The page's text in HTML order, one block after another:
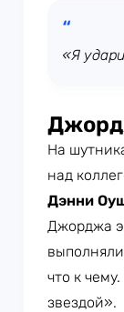
«Я
На
над
Дэнни
Джорджа
что к
звездой».